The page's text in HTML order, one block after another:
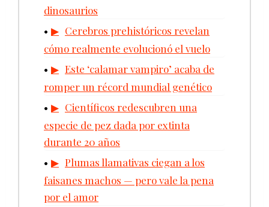
dinosaurios
Cerebros prehistóricos revelan
cómo realmente evolucionó el vuelo
Este ‘calamar vampiro’ acaba de
romper un récord mundial genético
Científicos redescubren una
especie de pez dada por extinta
durante 20 años
Plumas llamativas ciegan a los
faisanes machos — pero vale la pena
por el amor